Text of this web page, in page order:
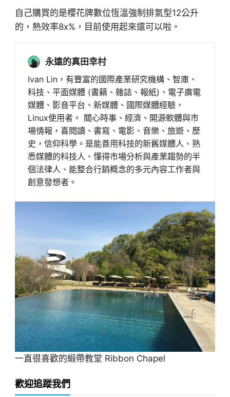
自己購買的是櫻花牌數位恆溫強制排氣型12公升
的，熱效率8x%，目前使用起來還可以啦。
永遠的真田幸村
Ivan Lin，有豐富的國際產業研究機構、智庫、
科技、平面媒體 (書籍、雜誌、報紙)、電子廣電
媒體、影音平台、新媒體、國際媒體經驗，
Linux使用者。 關心時事、經濟、開源軟體與市
場情報，喜閱讀、書寫、電影、音樂、旅遊、歷
史，信仰科學。是能善用科技的新舊媒體人、熟
悉媒體的科技人、懂得市場分析與產業趨勢的半
個法律人、能整合行銷概念的多元內容工作者與
創意發想者。
一直很喜歡的緞帶教堂 Ribbon Chapel
歡迎追蹤我們